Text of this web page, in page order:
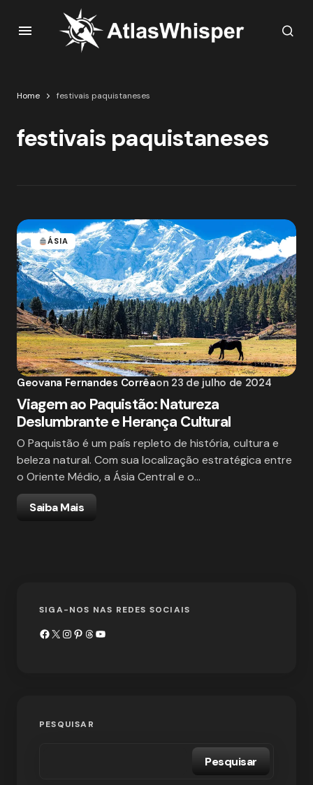
Home festivais paquistaneses
festivais paquistaneses
ÁSIA
Geovana Fernandes Corrêaon 23 de julho de 2024
Viagem ao Paquistão: Natureza
Deslumbrante e Herança Cultural
O Paquistão é um país repleto de história, cultura e
beleza natural. Com sua localização estratégica entre
o Oriente Médio, a Ásia Central e o…
Saiba Mais
SIGA-NOS NAS REDES SOCIAIS
PESQUISAR
Pesquisar